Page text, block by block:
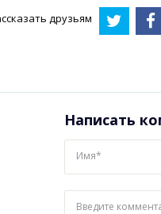
друзьям
Написать
Имя*
Введите